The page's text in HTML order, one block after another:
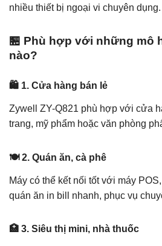
nhiều thiết bị ngoại vi chuyên dụng.
🏪 Phù hợp với những mô
nào?
🛍️ 1. Cửa hàng bán lẻ
Zywell ZY-Q821 phù hợp với cửa
trang, mỹ phẩm hoặc văn phòng
🍽️ 2. Quán ăn, cà phê
Máy có thể kết nối tốt với máy
quán ăn in bill nhanh, phục vụ
🏥 3. Siêu thị mini, nhà thuốc